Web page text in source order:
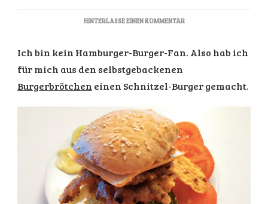
HINTERLASSE EINEN KOMMENTARZU
Ich bin kein Hamburger-Burger-Fan. Also hab ich
für mich aus den selbstgebackenen
Burgerbrötchen einen Schnitzel-Burger gemacht.